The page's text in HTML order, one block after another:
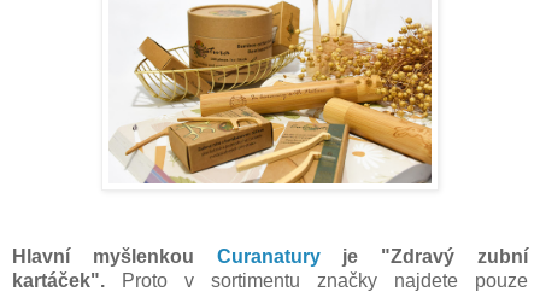
Hlavní myšlenkou Curanaturyje "Zdravý zubní
kartáček". Proto v sortimentu značky najdete pouze